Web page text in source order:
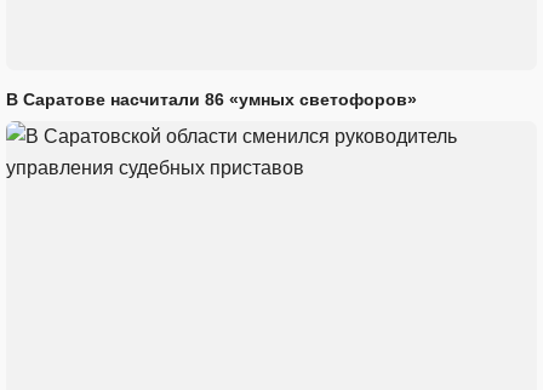
В Саратове насчитали 86 «умных светофоров»